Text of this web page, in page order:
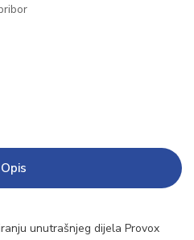
Opis
unutrašnjeg dijela Provox